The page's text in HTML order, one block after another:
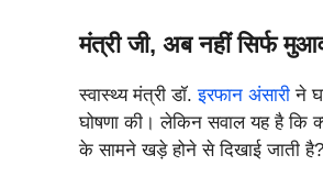
मंत्री जी, अब नहीं सिर्फ
स्वास्थ्य मंत्री डॉ.इरफान अंसारी ने
घोषणा की। लेकिन सवाल यह है कि
के सामने खड़े होने से दिखाई जाती है?